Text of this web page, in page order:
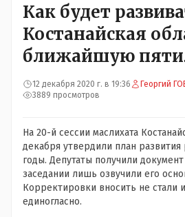
Как будет
Костанайская
ближайшую
12 декабря 2020 г. в 19:36
Георгий
3889 просмотров
На 20-й сессии маслихата
декабря утвердили план развития
годы. Депутаты получили
заседании лишь озвучили его
Корректировки вносить не стали
единогласно.